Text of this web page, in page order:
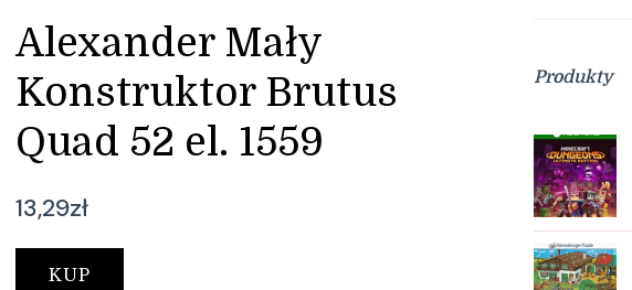
Alexander Mały
Konstruktor Brutus
Quad 52 el. 1559
13,29zł
KUP
Produkty